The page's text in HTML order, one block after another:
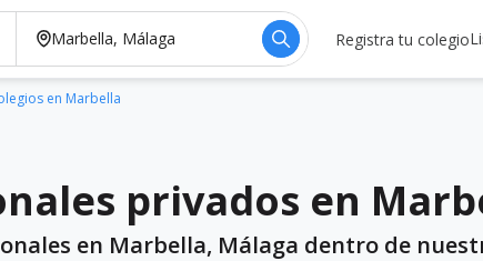
Registra tu colegio
en Marbella
privados en
en Marbella, Málaga dentro de